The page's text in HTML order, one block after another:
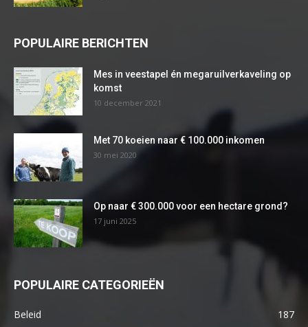
POPULAIRE BERICHTEN
Mes in veestapel én megaruilverkaveling op
komst
10 december 2021
Met 70 koeien naar € 100.000 inkomen
30 mei 2020
Op naar € 300.000 voor een hectare grond?
17 juni 2025
POPULAIRE CATEGORIEËN
Beleid
187